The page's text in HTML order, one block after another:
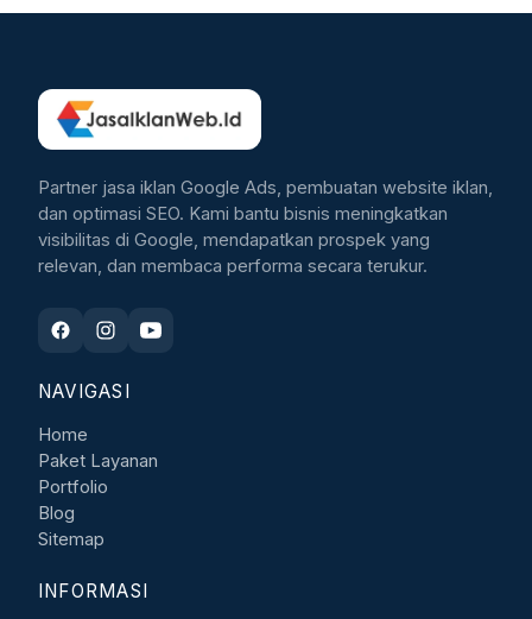
Partner jasa iklan Google Ads, pembuatan website iklan,
dan optimasi SEO. Kami bantu bisnis meningkatkan
visibilitas di Google, mendapatkan prospek yang
relevan, dan membaca performa secara terukur.
NAVIGASI
Home
Paket Layanan
Portfolio
Blog
Sitemap
INFORMASI